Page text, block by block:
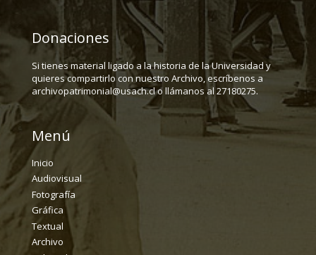
Donaciones
Si tienes material ligado a la historia de la Universidad y
quieres compartirlo con nuestro Archivo, escríbenos a
archivopatrimonial@usach.cl o llámanos al 27180275.
Menú
Inicio
Audiovisual
Fotografía
Gráfica
Textual
Archivo